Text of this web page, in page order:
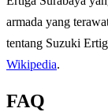
armada yang
tentang Suzuki
Wikipedia.
FAQ